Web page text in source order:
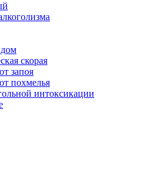
скорая
запоя
похмелья
интоксикации